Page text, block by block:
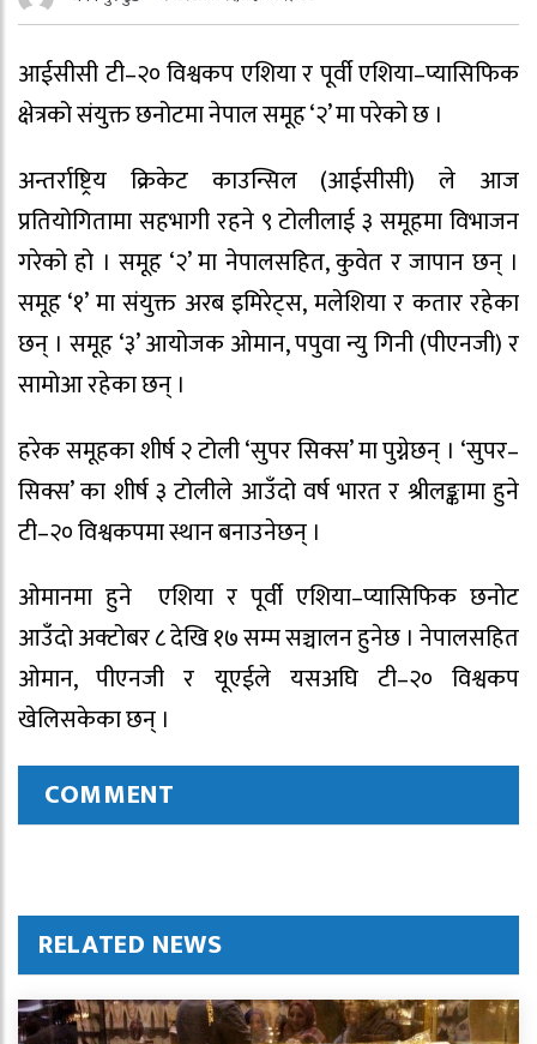
आईसीसी टी–२० विश्वकप एशिया र पूर्वी एशिया–प्यासिफिक
क्षेत्रको संयुक्त छनोटमा नेपाल समूह ‘२’ मा परेको छ ।
अन्तर्राष्ट्रिय क्रिकेट काउन्सिल (आईसीसी) ले आज
प्रतियोगितामा सहभागी रहने ९ टोलीलाई ३ समूहमा विभाजन
गरेको हो । समूह ‘२’ मा नेपालसहित, कुवेत र जापान छन् ।
समूह ‘१’ मा संयुक्त अरब इमिरेट्स, मलेशिया र कतार रहेका
छन् । समूह ‘३’ आयोजक ओमान, पपुवा न्यु गिनी (पीएनजी) र
सामोआ रहेका छन् ।
हरेक समूहका शीर्ष २ टोली ‘सुपर सिक्स’ मा पुग्नेछन् । ‘सुपर–
सिक्स’ का शीर्ष ३ टोलीले आउँदो वर्ष भारत र श्रीलङ्कामा हुने
टी–२० विश्वकपमा स्थान बनाउनेछन् ।
ओमानमा हुने एशिया र पूर्वी एशिया–प्यासिफिक छनोट
आउँदो अक्टोबर ८ देखि १७ सम्म सञ्चालन हुनेछ । नेपालसहित
ओमान, पीएनजी र यूएईले यसअघि टी–२० विश्वकप
खेलिसकेका छन् ।
COMMENT
RELATED NEWS